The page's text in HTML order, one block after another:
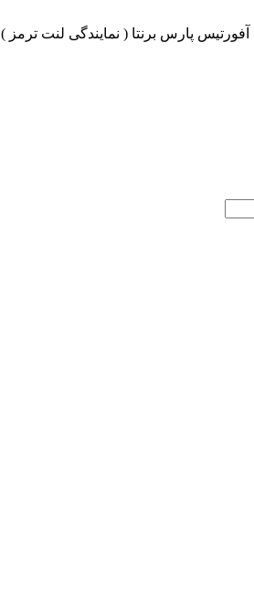
آفورتیس پارس برنتا ( نمایندگی لنت ترمز )